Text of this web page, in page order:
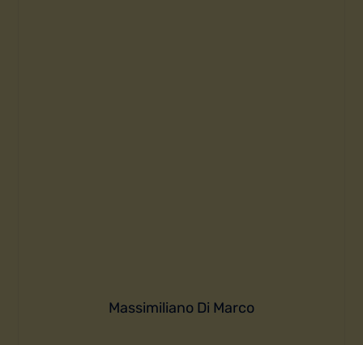
Massimiliano Di Marco